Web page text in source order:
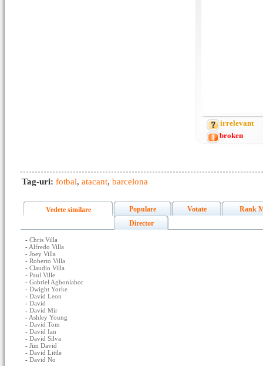
irrelevant
broken
Tag-uri: fotbal, atacant, barcelona
Vedete similare Populare Votate
Rank
Director
- Chris Villa
- Alfredo Villa
- Joey Villa
- Roberto Villa
- Claudio Villa
- Paul Ville
- Gabriel Agbonlahor
- Dwight Yorke
- David Leon
- David
- David Mir
- Ashley Young
- David Tom
- David Ian
- David Silva
- Jim David
- David Little
- David No